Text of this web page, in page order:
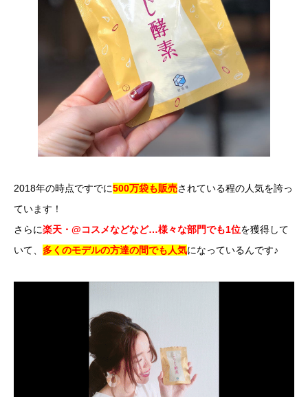
2018年の時点ですでに500万袋も販売されている程の人気を誇っ
ています！
さらに楽天・@コスメなどなど…様々な部門でも1位を獲得して
いて、 多くのモデルの方達の間でも人気になっているんです♪